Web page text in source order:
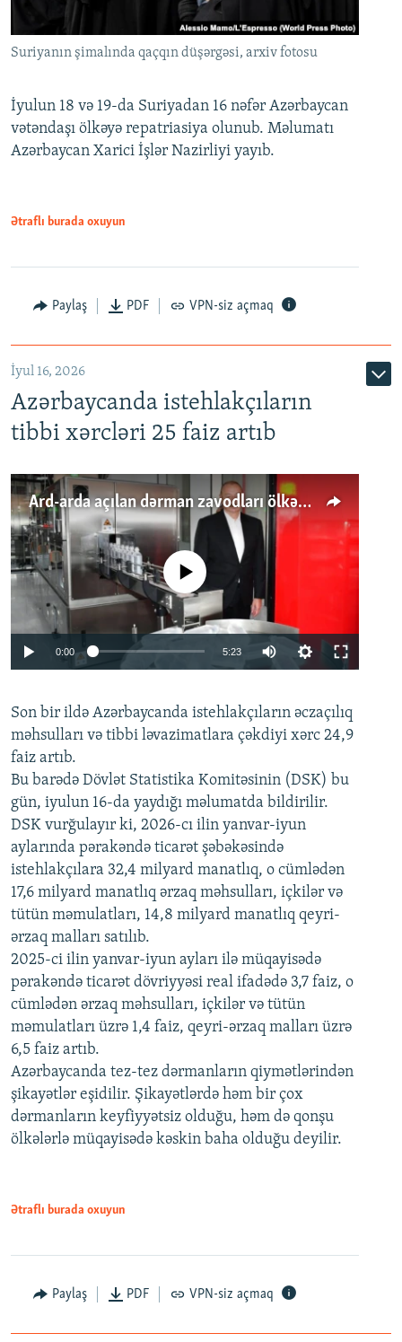
Suriyanın şimalında qaçqın düşərgəsi, arxiv fotosu
İyulun 18 və 19-da Suriyadan 16 nəfər Azərbaycan
vətəndaşı ölkəyə repatriasiya olunub. Məlumatı
Azərbaycan Xarici İşlər Nazirliyi yayıb.
Ətraflı burada oxuyun
Paylaş PDF VPN-siz açmaq
İyul 16, 2026
Azərbaycanda istehlakçıların
tibbi xərcləri 25 faiz artıb
Ard-arda açılan dərman zavodları ölkənin tələbatını ödəyirmi?
Auto 240p 360p 480p
720p 1080p
No media source currently available
0:00 5:23
360p
480p
720p
1080p
Son bir ildə Azərbaycanda istehlakçıların əczaçılıq
məhsulları və tibbi ləvazimatlara çəkdiyi xərc 24,9
faiz artıb.
Bu barədə Dövlət Statistika Komitəsinin (DSK) bu
gün, iyulun 16-da yaydığı məlumatda bildirilir.
DSK vurğulayır ki, 2026-cı ilin yanvar-iyun
aylarında pərakəndə ticarət şəbəkəsində
istehlakçılara 32,4 milyard manatlıq, o cümlədən
17,6 milyard manatlıq ərzaq məhsulları, içkilər və
tütün məmulatları, 14,8 milyard manatlıq qeyri-
ərzaq malları satılıb.
2025-ci ilin yanvar-iyun ayları ilə müqayisədə
pərakəndə ticarət dövriyyəsi real ifadədə 3,7 faiz, o
cümlədən ərzaq məhsulları, içkilər və tütün
məmulatları üzrə 1,4 faiz, qeyri-ərzaq malları üzrə
6,5 faiz artıb.
Azərbaycanda tez-tez dərmanların qiymətlərindən
şikayətlər eşidilir. Şikayətlərdə həm bir çox
dərmanların keyfiyyətsiz olduğu, həm də qonşu
ölkələrlə müqayisədə kəskin baha olduğu deyilir.
Ətraflı burada oxuyun
Paylaş PDF VPN-siz açmaq